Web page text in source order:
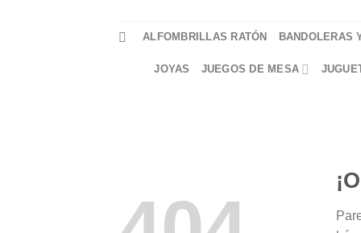
ALFOMBRILLAS RATÓN BANDOLERAS
JOYAS JUEGOS DE MESA